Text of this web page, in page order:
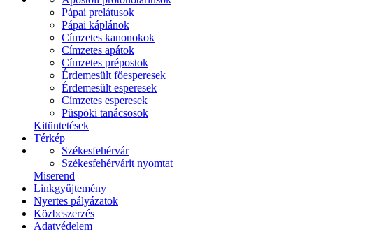
Pápai prelátusok
Pápai káplánok
Címzetes kanonokok
Címzetes apátok
Címzetes prépostok
Érdemesült főesperesek
Érdemesült esperesek
Címzetes esperesek
Püspöki tanácsosok
Kitüntetések
Térkép
Székesfehérvár
Székesfehérvárit nyomtat
Miserend
Linkgyűjtemény
Nyertes pályázatok
Közbeszerzés
Adatvédelem